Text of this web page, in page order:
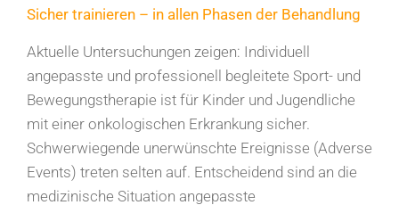
Sicher trainieren – in allen Phasen der Behandlung
Aktuelle Untersuchungen zeigen: Individuell
angepasste und professionell begleitete Sport- und
Bewegungstherapie ist für Kinder und Jugendliche
mit einer onkologischen Erkrankung sicher.
Schwerwiegende unerwünschte Ereignisse (Adverse
Events) treten selten auf. Entscheidend sind an die
medizinische Situation angepasste